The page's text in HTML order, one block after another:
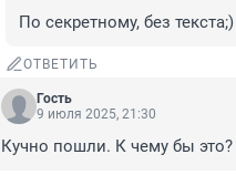
По секретному, без текста;)
ОТВЕТИТЬ
Гость
9 июля 2025, 21:30
Кучно пошли. К чему бы это?